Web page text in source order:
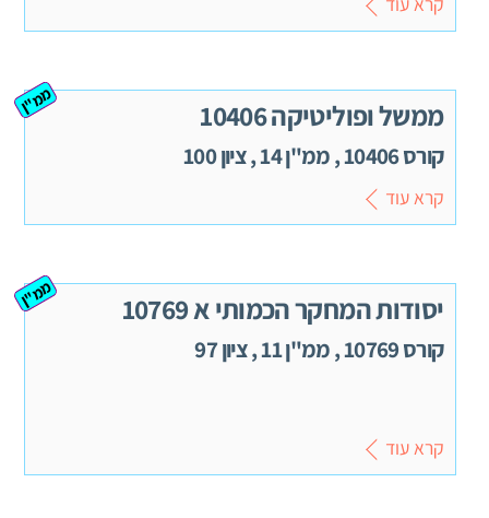
ממשל ופוליטיקה 10406
קורס 10406 , ממ"ן 14 , ציון 100
ממ"ן
קרא עוד
יסודות המחקר הכמותי א 10769
קורס 10769 , ממ"ן 11 , ציון 97
ממ"ן
קרא עוד